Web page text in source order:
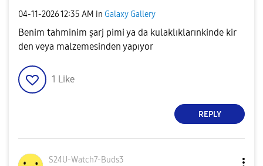
‎04-11-202612:35 AM in Galaxy Gallery
Benim tahminim şarj pimi ya da kulaklıklarınkinde kir
den veya malzemesinden yapıyor
1 Like
REPLY
S24U-Watch7-Buds3